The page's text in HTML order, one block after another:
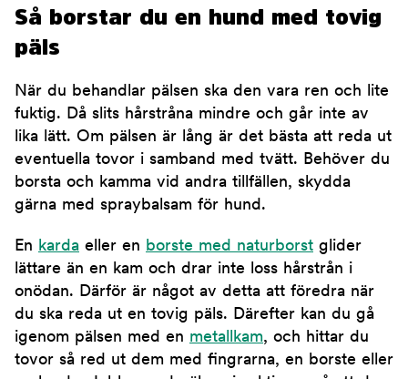
Så borstar du en hund med tovig
päls
När du behandlar pälsen ska den vara ren och lite
fuktig. Då slits hårstråna mindre och går inte av
lika lätt. Om pälsen är lång är det bästa att reda ut
eventuella tovor i samband med tvätt. Behöver du
borsta och kamma vid andra tillfällen, skydda
gärna med spraybalsam för hund.
En karda eller en borste med naturborst glider
lättare än en kam och drar inte loss hårstrån i
onödan. Därför är något av detta att föredra när
du ska reda ut en tovig päls. Därefter kan du gå
igenom pälsen med en metallkam, och hittar du
tovor så red ut dem med fingrarna, en borste eller